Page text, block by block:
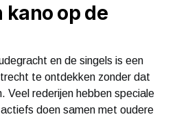
kano op de
en de singels is een
te ontdekken zonder dat
Veel rederijen hebben speciale
doen samen met oudere